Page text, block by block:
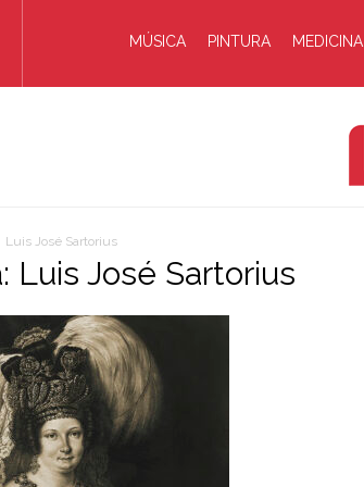
MÚSICA PINTURA MEDICINA
Luis José Sartorius
Luis José Sartorius